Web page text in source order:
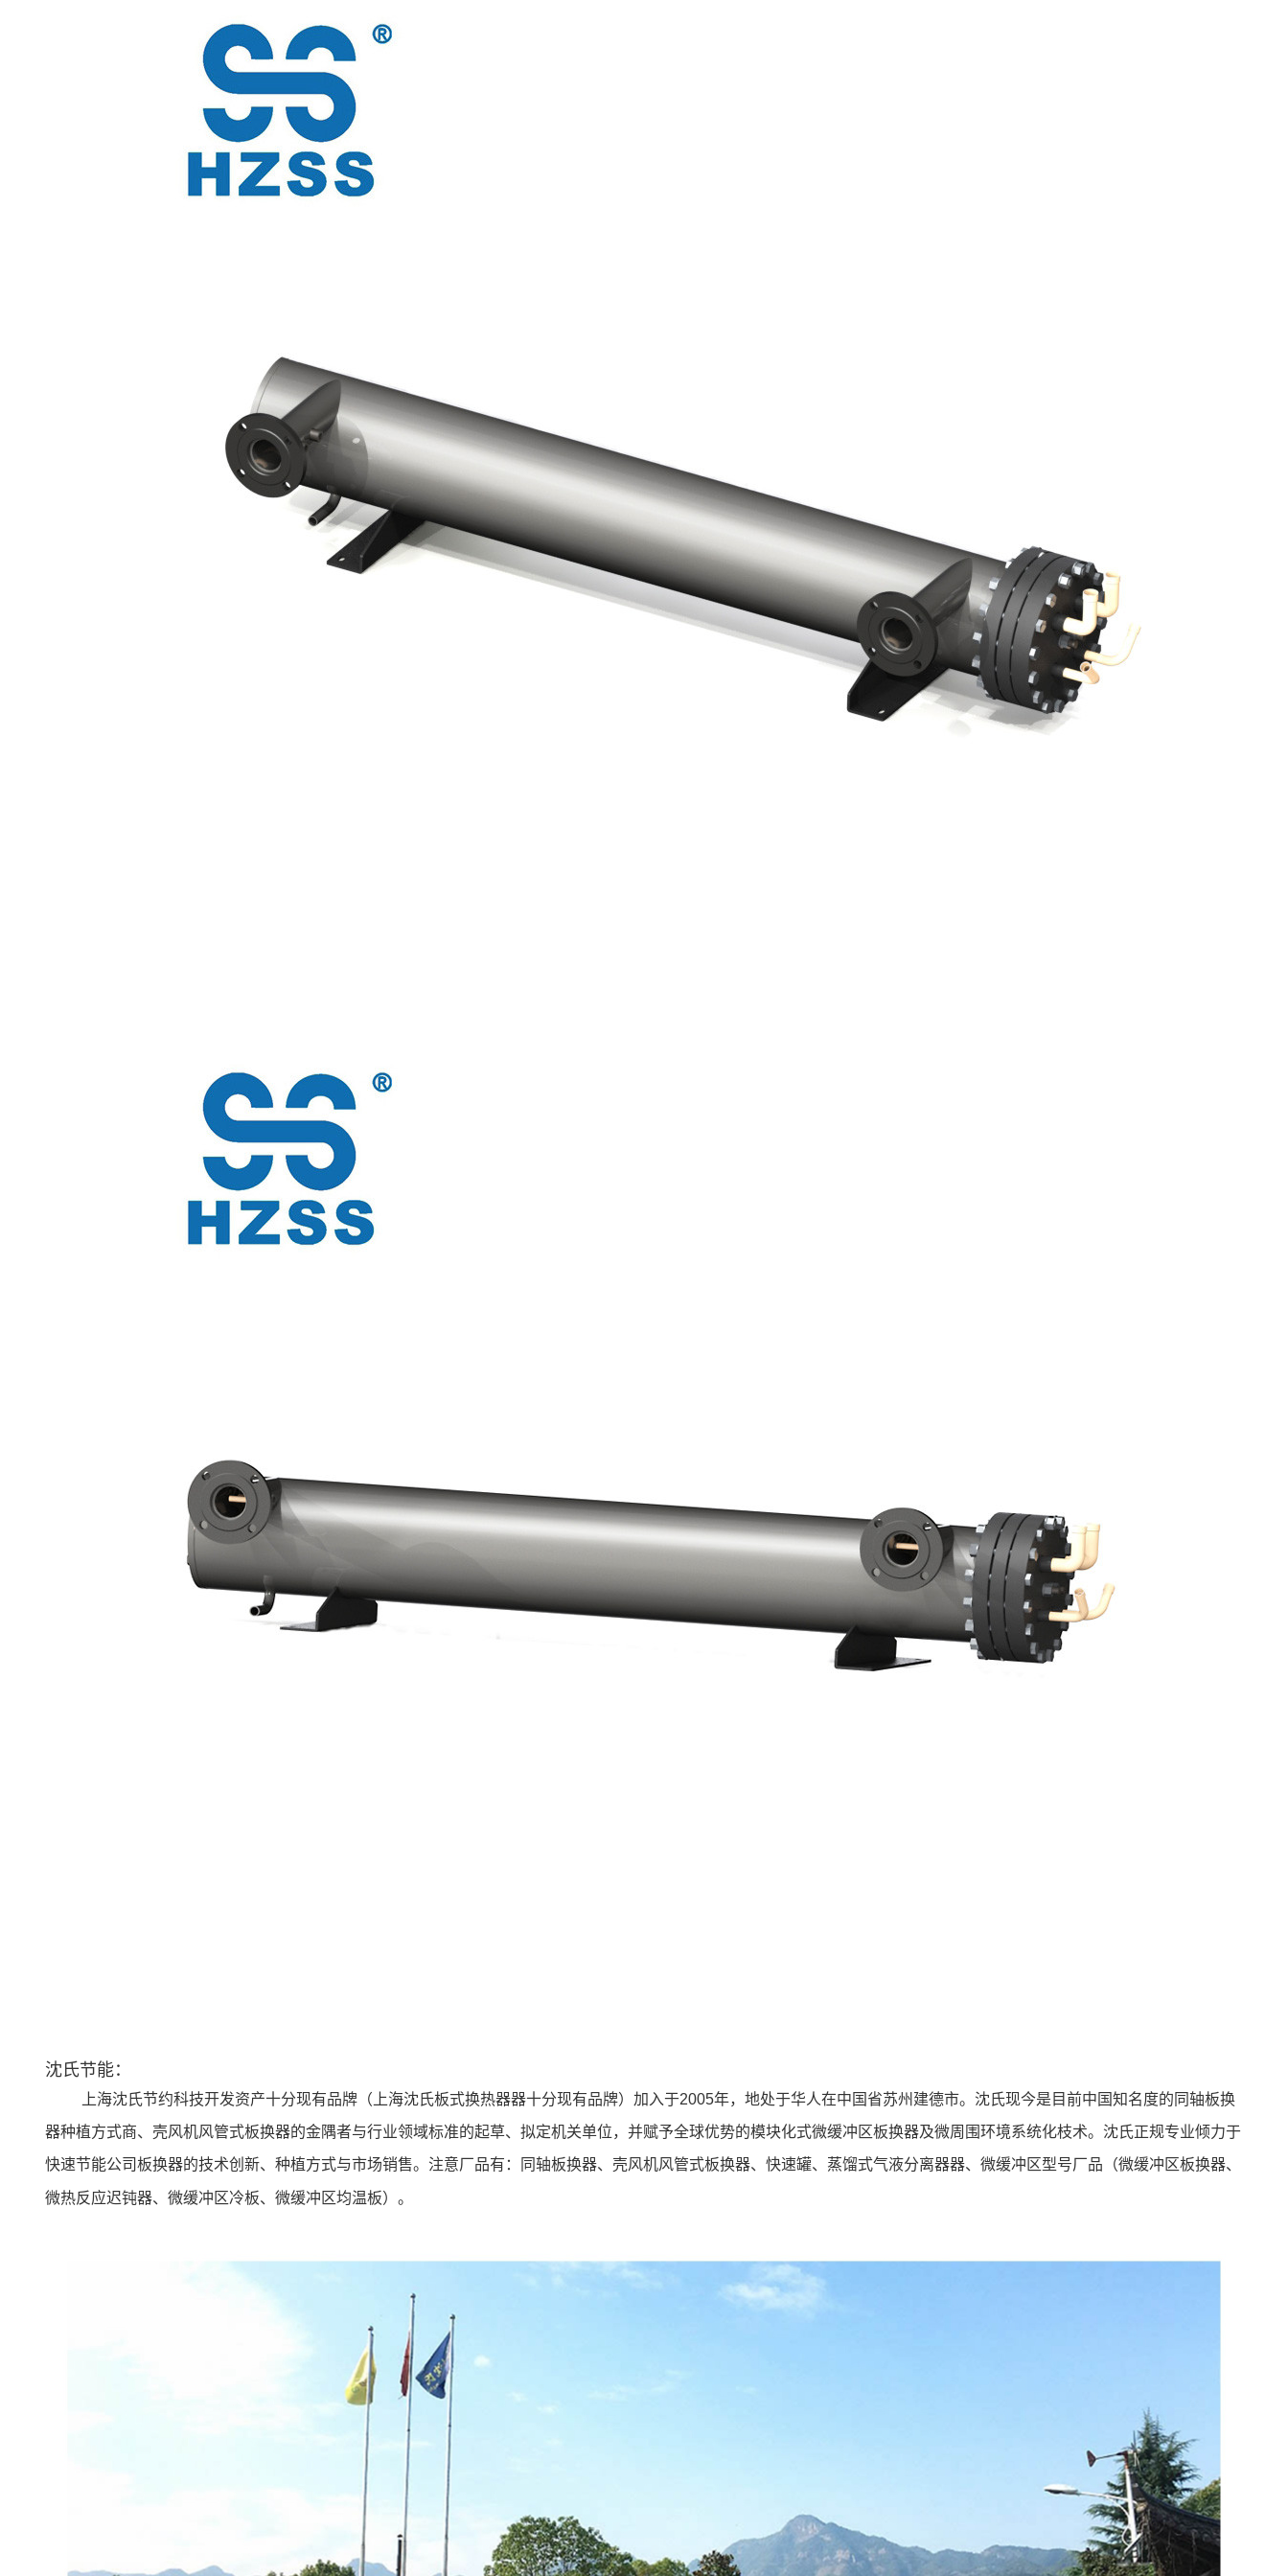
沈氏节能：
上海沈氏节约科技开发资产十分现有品牌（上海沈氏板式换热器器十分现有品牌）加入于2005年，地处于华人在中国省苏州建德市。沈氏现今是目前中国知名度的同轴板换
器种植方式商、壳风机风管式板换器的金隅者与行业领域标准的起草、拟定机关单位，并赋予全球优势的模块化式微缓冲区板换器及微周围环境系统化枝术。沈氏正规专业倾力于
快速节能公司板换器的技术创新、种植方式与市场销售。注意厂品有：同轴板换器、壳风机风管式板换器、快速罐、蒸馏式气液分离器器、微缓冲区型号厂品（微缓冲区板换器、
微热反应迟钝器、微缓冲区冷板、微缓冲区均温板）。